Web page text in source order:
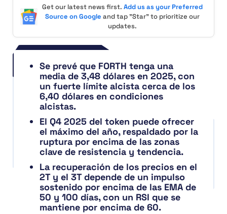
Get our latest news first. Add us as your Preferred
Source on Google and tap "Star" to prioritize our
updates.
Se prevé que FORTH tenga una
media de 3,48 dólares en 2025, con
un fuerte límite alcista cerca de los
6,40 dólares en condiciones
alcistas.
El Q4 2025 del token puede ofrecer
el máximo del año, respaldado por la
ruptura por encima de las zonas
clave de resistencia y tendencia.
La recuperación de los precios en el
2T y el 3T depende de un impulso
sostenido por encima de las EMA de
50 y 100 días, con un RSI que se
mantiene por encima de 60.